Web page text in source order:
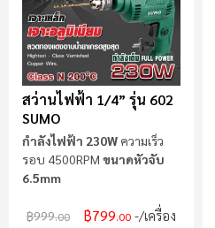
สว่านไฟฟ้า 1/4” รุ่น 602
SUMO
กำลังไฟฟ้า 230W ความเร็ว
รอบ 4500RPM ขนาดหัวจับ
6.5mm
฿999.00 ฿799.00 /เครื่อง